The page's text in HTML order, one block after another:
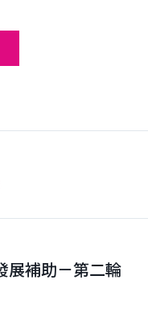
補助－第二輪